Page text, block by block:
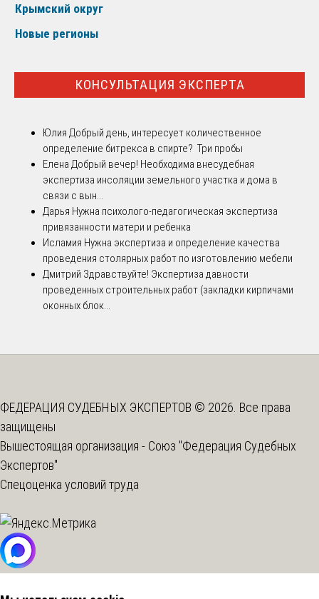
Крымский округ
Новые регионы
КОНСУЛЬТАЦИЯ ЭКСПЕРТА
Юлия Добрый день, интересует количественное
определение битрекса в спирте? Три пробы
Елена Добрый вечер! Необходима внесудебная
экспертиза инсоляции земельного участка и дома в
связи с вын...
Дарья Нужна психолого-педагогическая экспертиза
привязанности матери и ребенка
Исламия Нужна экспертиза и определение качества
проведения столярных работ по изготовлению мебели
Дмитрий Здравствуйте! Экспертиза давности
проведенных строительных работ (закладки кирпичами
оконных блок...
ФЕДЕРАЦИЯ СУДЕБНЫХ ЭКСПЕРТОВ © 2026. Все права
защищены
Вышестоящая организация - Союз "Федерация Судебных
Экспертов"
Спецоценка условий труда